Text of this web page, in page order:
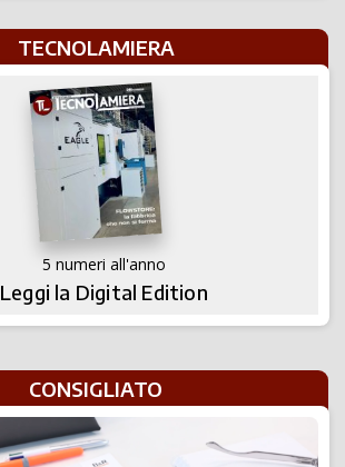
TECNOLAMIERA
5 numeri all'anno
Leggi la Digital Edition
CONSIGLIATO